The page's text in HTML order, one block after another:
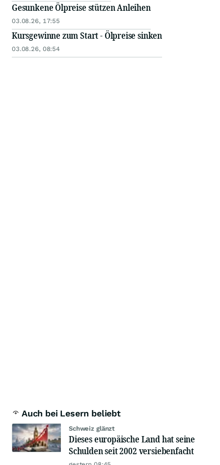
Gesunkene Ölpreise stützen Anleihen
03.08.26, 17:55
Kursgewinne zum Start - Ölpreise sinken
03.08.26, 08:54
Auch bei Lesern beliebt
Schweiz glänzt
Dieses europäische Land hat seine
Schulden seit 2002 versiebenfacht